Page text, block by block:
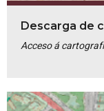
Descarga de
Acceso á